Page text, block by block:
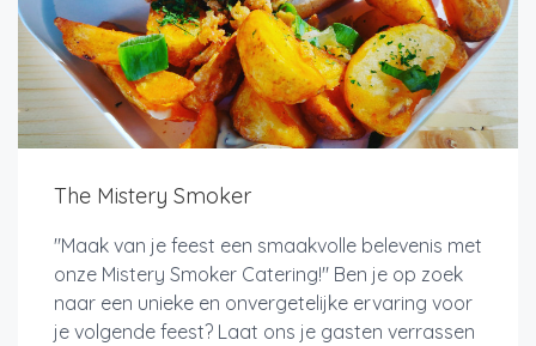
The Mistery Smoker
"Maak van je feest een smaakvolle belevenis met
onze Mistery Smoker Catering!" Ben je op zoek
naar een unieke en onvergetelijke ervaring voor
je volgende feest? Laat ons je gasten verrassen